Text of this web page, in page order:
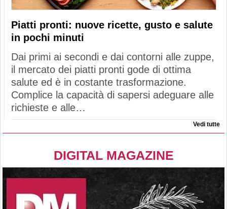
Piatti pronti: nuove ricette, gusto e salute
in pochi minuti
Dai primi ai secondi e dai contorni alle zuppe,
il mercato dei piatti pronti gode di ottima
salute ed è in costante trasformazione.
Complice la capacità di sapersi adeguare alle
richieste e alle…
Vedi tutte
DIGITAL MAGAZINE